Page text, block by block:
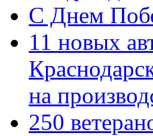
С Днем
11 новых
на
250